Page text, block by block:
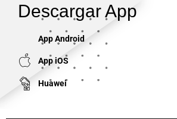
Descargar App
App Android
App iOS
Huawei